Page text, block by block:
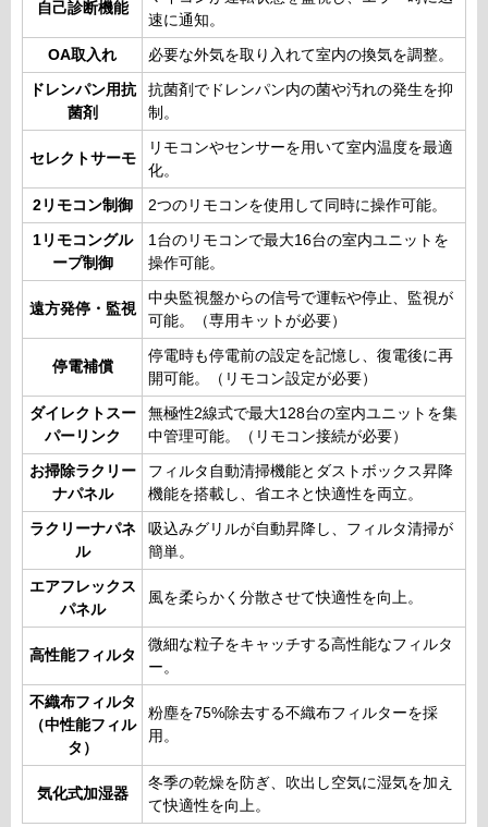
自己診断機能
速に通知。
OA取入れ 必要な外気を取り入れて室内の換気を調整。
ドレンパン用抗
菌剤
抗菌剤でドレンパン内の菌や汚れの発生を抑
制。
セレクトサーモ
リモコンやセンサーを用いて室内温度を最適
化。
2リモコン制御 2つのリモコンを使用して同時に操作可能。
1リモコングル
ープ制御
1台のリモコンで最大16台の室内ユニットを
操作可能。
遠方発停・監視
中央監視盤からの信号で運転や停止、監視が
可能。（専用キットが必要）
停電補償
停電時も停電前の設定を記憶し、復電後に再
開可能。（リモコン設定が必要）
ダイレクトスー
パーリンク
無極性2線式で最大128台の室内ユニットを集
中管理可能。（リモコン接続が必要）
お掃除ラクリー
ナパネル
フィルタ自動清掃機能とダストボックス昇降
機能を搭載し、省エネと快適性を両立。
ラクリーナパネ
ル
吸込みグリルが自動昇降し、フィルタ清掃が
簡単。
エアフレックス
パネル
風を柔らかく分散させて快適性を向上。
高性能フィルタ
微細な粒子をキャッチする高性能なフィルタ
ー。
不織布フィルタ
（中性能フィル
タ）
粉塵を75%除去する不織布フィルターを採
用。
気化式加湿器
冬季の乾燥を防ぎ、吹出し空気に湿気を加え
て快適性を向上。